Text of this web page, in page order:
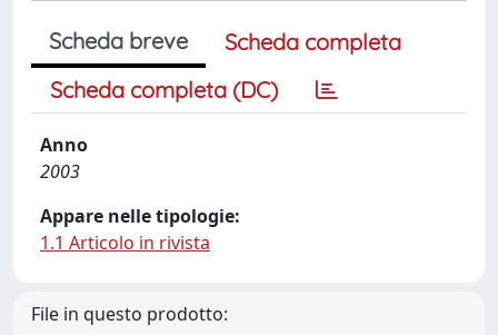
Scheda breve
Scheda completa
Scheda completa (DC)
Anno
2003
Appare nelle tipologie:
1.1 Articolo in rivista
File in questo prodotto: